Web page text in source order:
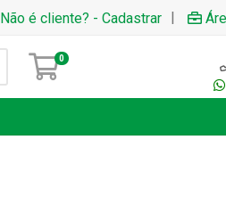
Não é cliente? - Cadastrar |
0